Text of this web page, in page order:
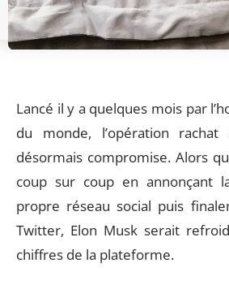
Lancé il y a quelques mois par
du monde, l’opération
désormais compromise. Alors
coup sur coup en annonçant
propre réseau social puis
Twitter, Elon Musk serait
chiffres de la plateforme.